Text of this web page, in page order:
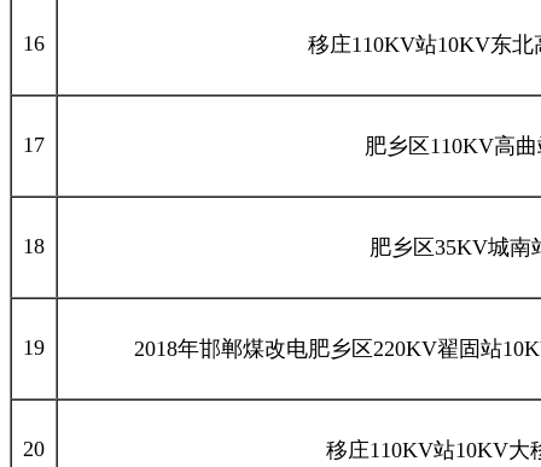
16 移庄110KV站10KV东北
17 肥乡区110KV高
18 肥乡区35KV城南
19 2018年邯郸煤改电肥乡区220KV翟固站
20 移庄110KV站10KV大